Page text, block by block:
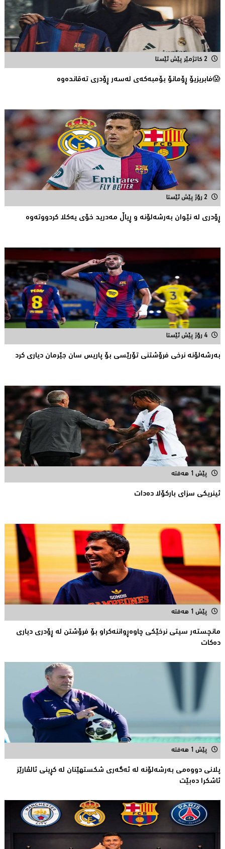
2 کاتژمێر پێش ئێستا
😱فابریزیۆ ڕۆمانۆ بۆمبەکەی لەسەر ڕۆدری تەقاندەوە
2 رۆژ پێش ئێستا
ڕۆدری لە نێوان بەرشەلۆنە و ڕیاڵ مەدرید خۆی یەکلا کردووتەوە
4 رۆژ پێش ئێستا
بەرشەلۆنە نرخی فرۆشتنی تۆرێسی بۆ پاریس سان جێرمان دیاری کرد
پێش 1 هەفتە
ئینریکی سزای بارکۆلا دەدات
پێش 1 هەفتە
مانچستەر سیتی نرخێکی چاوەڕواننەکراو بۆ فرۆشتن لە ڕۆدری دیاری
دەکات
پێش 1 هەفتە
پلانی دووەمی بەرشەلۆنە لە ئەگەری شکستهێنان لە کڕینی ئالڤارێز
ئاشکرا دەبێت